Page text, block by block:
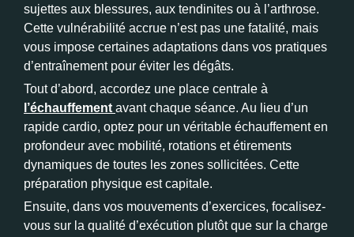
sujettes aux blessures, aux tendinites ou à l’arthrose.
Cette vulnérabilité accrue n’est pas une fatalité, mais
vous impose certaines adaptations dans vos pratiques
d’entraînement pour éviter les dégâts.
Tout d’abord, accordez une place centrale à
l’échauffement avant chaque séance. Au lieu d’un
rapide cardio, optez pour un véritable échauffement en
profondeur avec mobilité, rotations et étirements
dynamiques de toutes les zones sollicitées. Cette
préparation physique est capitale.
Ensuite, dans vos mouvements d’exercices, focalisez-
vous sur la qualité d’exécution plutôt que sur la charge